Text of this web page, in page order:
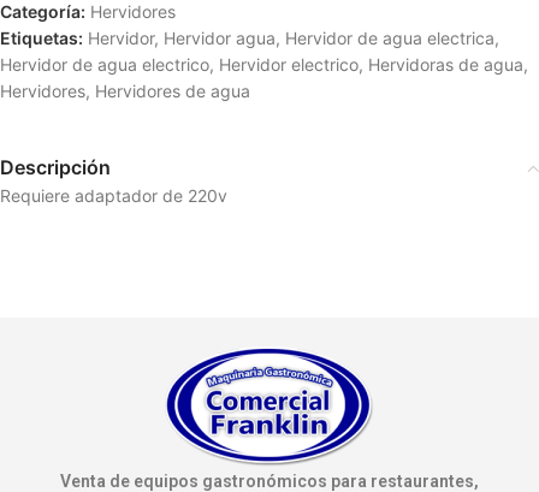
Categoría: Hervidores
Etiquetas: Hervidor, Hervidor agua, Hervidor de agua electrica,
Hervidor de agua electrico, Hervidor electrico, Hervidoras de agua,
Hervidores, Hervidores de agua
Descripción
Requiere adaptador de 220v
Venta de equipos gastronómicos para restaurantes,